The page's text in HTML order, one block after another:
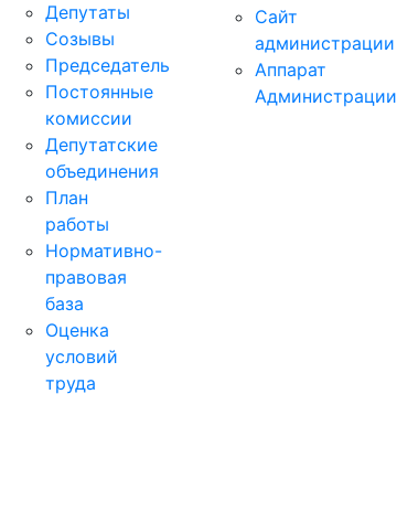
Депутаты
Созывы
Председатель
Постоянные
комиссии
Депутатские
объединения
План
работы
Нормативно-
правовая
база
Оценка
условий
труда
Сайт
администрации
Аппарат
Администрации